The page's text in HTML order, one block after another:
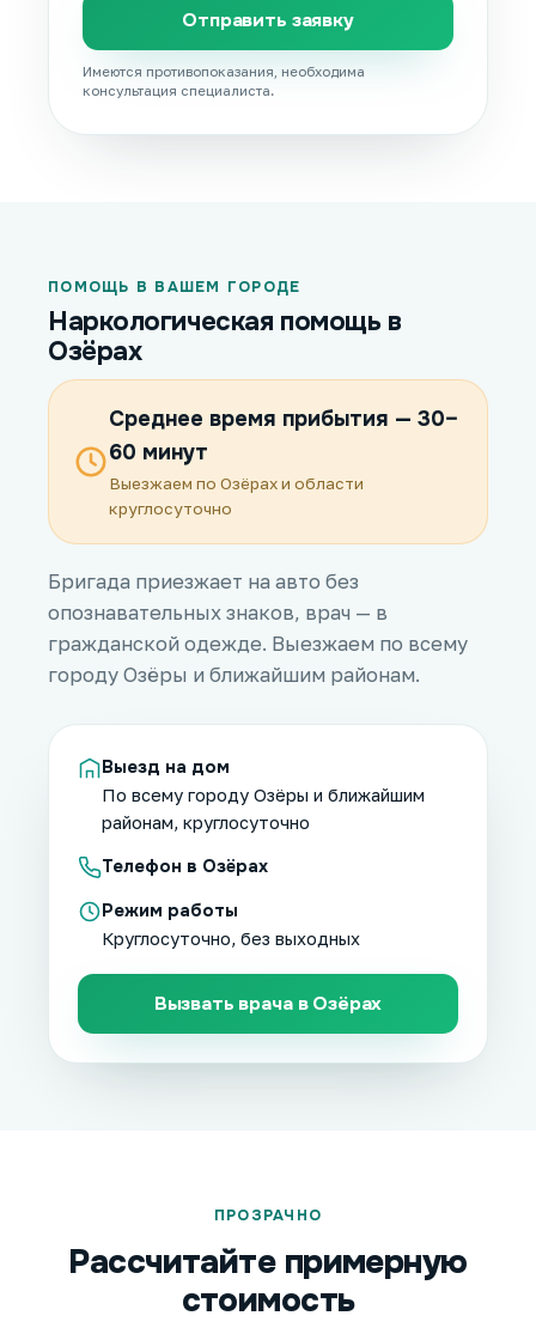
Отправить заявку
Имеются противопоказания, необходима
консультация специалиста.
ПОМОЩЬ В ВАШЕМ ГОРОДЕ
Наркологическая помощь в
Озёрах
Среднее время прибытия — 30–
60 минут
Выезжаем по Озёрах и области
круглосуточно
Бригада приезжает на авто без
опознавательных знаков, врач — в
гражданской одежде. Выезжаем по всему
городу Озёры и ближайшим районам.
Выезд на дом
По всему городу Озёры и ближайшим
районам, круглосуточно
Телефон в Озёрах
Режим работы
Круглосуточно, без выходных
Вызвать врача в Озёрах
ПРОЗРАЧНО
Рассчитайте примерную
стоимость